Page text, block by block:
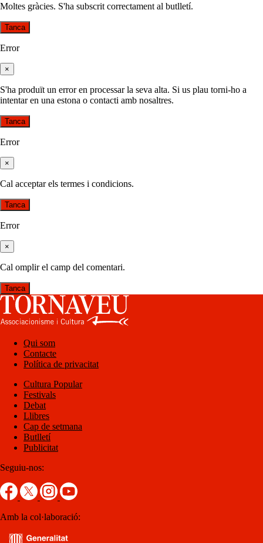
Moltes gràcies. S'ha subscrit correctament al butlletí.
Tanca
Error
×
S'ha produït un error en processar la seva alta. Si us plau torni-ho a
intentar en una estona o contacti amb nosaltres.
Tanca
Error
×
Cal acceptar els termes i condicions.
Tanca
Error
×
Cal omplir el camp del comentari.
Tanca
Qui som
Contacte
Política de privacitat
Cultura Popular
Festivals
Debat
Llibres
Cap de setmana
Butlletí
Publicitat
Seguiu-nos:
Amb la col·laboració: